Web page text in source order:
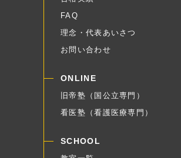
FAQ
理念・代表あいさつ
お問い合わせ
ONLINE
旧帝塾（国公立専門）
看医塾（看護医療専門）
SCHOOL